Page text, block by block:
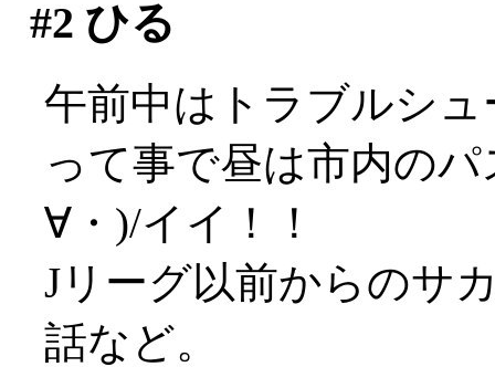
#2 ひる
午前中はトラブルシ
って事で昼は市内の
∀・)/イイ！！
Jリーグ以前からのサ
話など。